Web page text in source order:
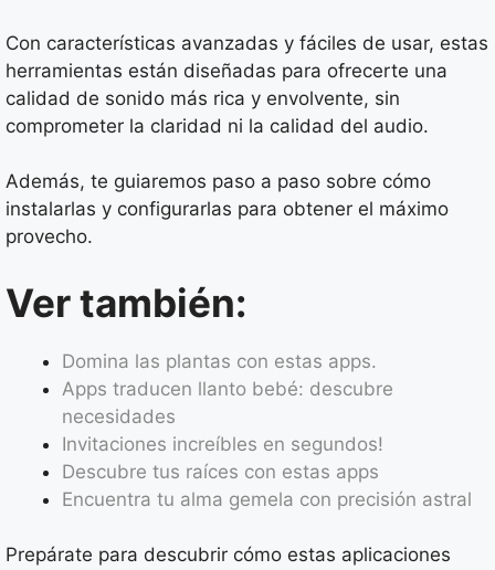
Con características avanzadas y fáciles de usar, estas
herramientas están diseñadas para ofrecerte una
calidad de sonido más rica y envolvente, sin
comprometer la claridad ni la calidad del audio.
Además, te guiaremos paso a paso sobre cómo
instalarlas y configurarlas para obtener el máximo
provecho.
Ver también:
Domina las plantas con estas apps.
Apps traducen llanto bebé: descubre
necesidades
Invitaciones increíbles en segundos!
Descubre tus raíces con estas apps
Encuentra tu alma gemela con precisión astral
Prepárate para descubrir cómo estas aplicaciones